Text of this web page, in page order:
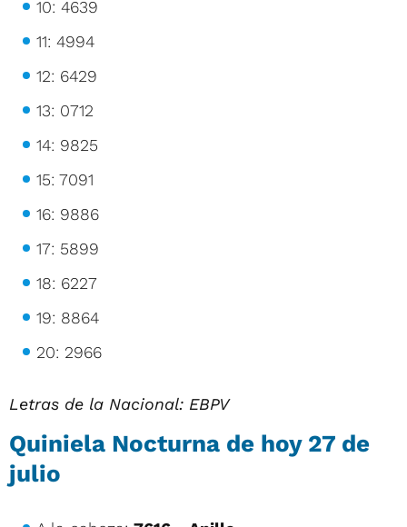
10: 4639
11: 4994
12: 6429
13: 0712
14: 9825
15: 7091
16: 9886
17: 5899
18: 6227
19: 8864
20: 2966
Letras de la Nacional: EBPV
Quiniela Nocturna de hoy 27 de
julio